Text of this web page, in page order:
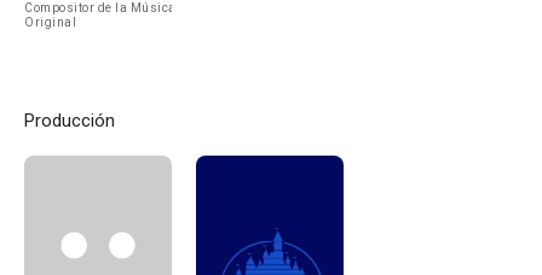
Compositor de la Música
Original
Producción